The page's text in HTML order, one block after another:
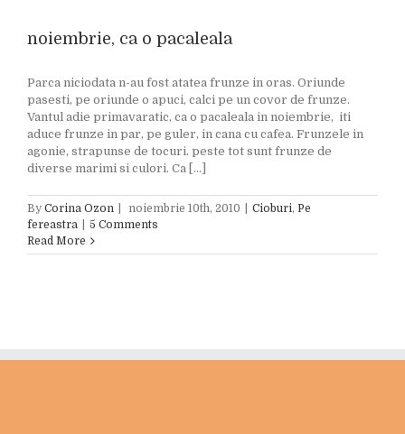
noiembrie, ca o pacaleala
Parca niciodata n-au fost atatea frunze in oras. Oriunde
pasesti, pe oriunde o apuci, calci pe un covor de frunze.
Vantul adie primavaratic, ca o pacaleala in noiembrie, iti
aduce frunze in par, pe guler, in cana cu cafea. Frunzele in
agonie, strapunse de tocuri. peste tot sunt frunze de
diverse marimi si culori. Ca [...]
By Corina Ozon noiembrie 10th, 2010 Cioburi, Pe
fereastra
5 Comments
Read More